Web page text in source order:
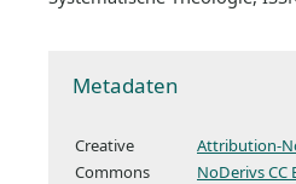
Metadaten
Creative
Commons
Attribution-
NoDerivs CC